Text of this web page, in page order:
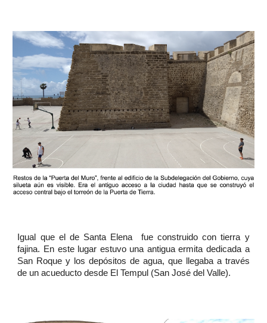
Igual que el de Santa Elena fue construido con tierra y
fajina. En este lugar estuvo una antigua ermita dedicada a
San Roque y los depósitos de agua, que llegaba a través
de un acueducto desde El Tempul (San José del Valle).